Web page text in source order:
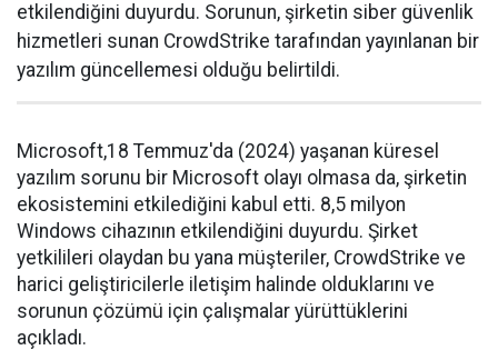
etkilendiğini duyurdu. Sorunun, şirketin siber güvenlik
hizmetleri sunan CrowdStrike tarafından yayınlanan bir
yazılım güncellemesi olduğu belirtildi.
Microsoft,18 Temmuz'da (2024) yaşanan küresel
yazılım sorunu bir Microsoft olayı olmasa da, şirketin
ekosistemini etkilediğini kabul etti. 8,5 milyon
Windows cihazının etkilendiğini duyurdu. Şirket
yetkilileri olaydan bu yana müşteriler, CrowdStrike ve
harici geliştiricilerle iletişim halinde olduklarını ve
sorunun çözümü için çalışmalar yürüttüklerini
açıkladı.